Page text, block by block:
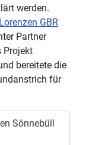
werden.
GBR
Partner
Projekt
bereitete die
für
Sönnebüll